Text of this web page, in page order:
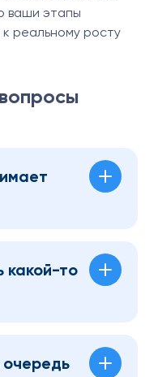
ваши этапы
реальному росту
какой-то